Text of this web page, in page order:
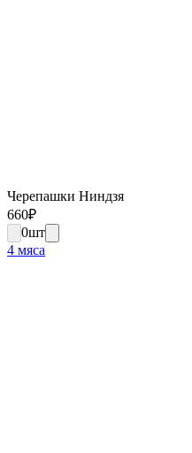
Черепашки Ниндзя
660₽
0шт
4 мяса